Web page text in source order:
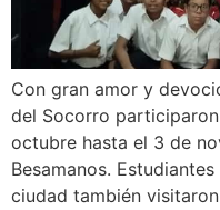
Con gran amor y
del Socorro
octubre hasta el 3 de
Besamanos.
ciudad también